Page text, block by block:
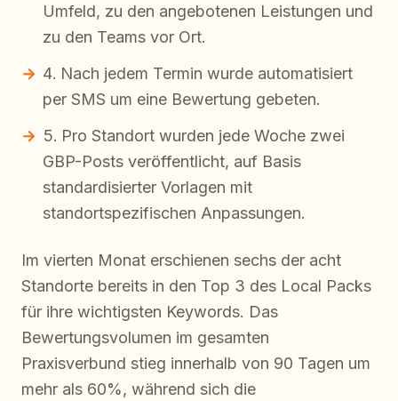
Umfeld, zu den angebotenen Leistungen und
zu den Teams vor Ort.
Nach jedem Termin wurde automatisiert
per SMS um eine Bewertung gebeten.
Pro Standort wurden jede Woche zwei
GBP-Posts veröffentlicht, auf Basis
standardisierter Vorlagen mit
standortspezifischen Anpassungen.
Im vierten Monat erschienen sechs der acht
Standorte bereits in den Top 3 des Local Packs
für ihre wichtigsten Keywords. Das
Bewertungsvolumen im gesamten
Praxisverbund stieg innerhalb von 90 Tagen um
mehr als 60%, während sich die